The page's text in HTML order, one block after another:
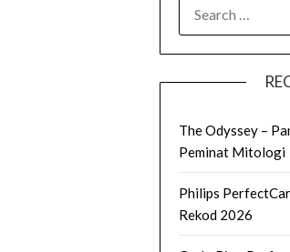
FOR:
The Odyssey –
Peminat Mitologi
Philips
Rekod 2026